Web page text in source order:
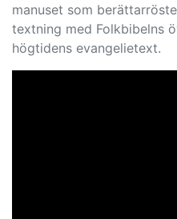
manuset som
textning med Folkbibelns
högtidens evangelietext.